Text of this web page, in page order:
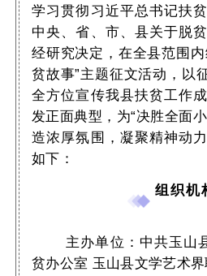
学习贯彻习近平总书记扶
中央、省、市、县关于脱
经研究决定，在全县范围
贫故事”主题征文活动，以
全方位宣传我县扶贫工作
发正面典型，为“决胜全面
造浓厚氛围，凝聚精神动
如下：
组织机
主办单位：中共玉山
贫办公室 玉山县文学艺术